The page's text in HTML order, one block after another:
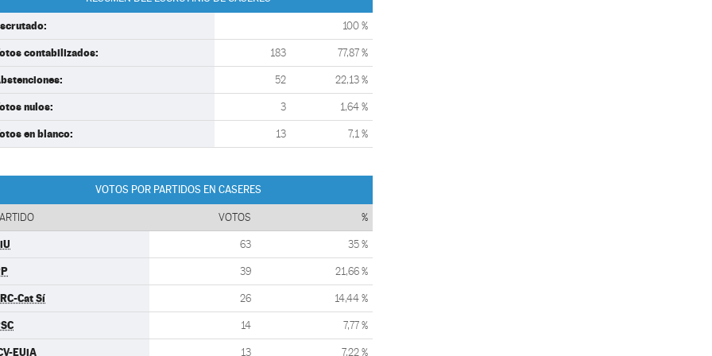
100 %
contabilizados: 183 77,87 %
52 22,13 %
nulos: 3 1,64 %
en blanco: 13 7,1 %
VOTOS POR PARTIDOS EN CASERES
VOTOS %
63 35 %
39 21,66 %
Cat Sí 26 14,44 %
14 7,77 %
EUiA 13 7,22 %